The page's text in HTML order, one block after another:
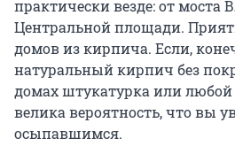
практически везде: от моста
Центральной площади.
домов из кирпича. Если,
натуральный кирпич без
домах штукатурка или любой
велика вероятность, что вы
осыпавшимся.